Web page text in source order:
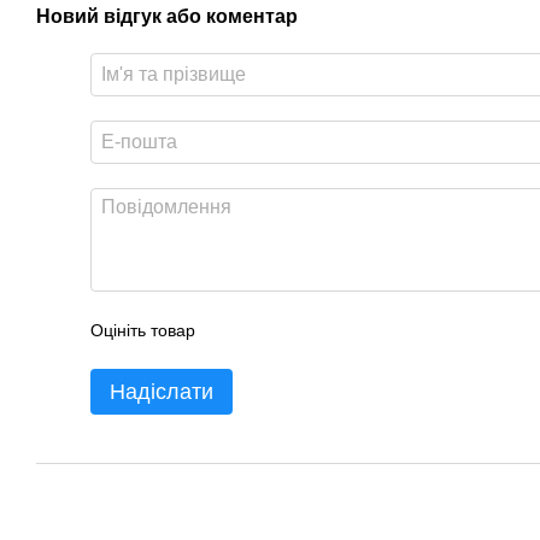
Новий відгук або коментар
Оцініть товар
Надіслати